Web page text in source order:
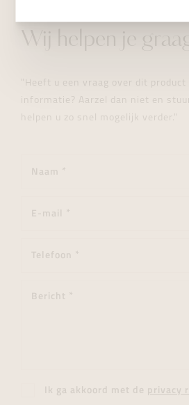
Wij helpen je
"Heeft u een vraag over dit product
informatie? Aarzel dan niet en
helpen u zo snel mogelijk verder."
Ik ga akkoord met de privacy